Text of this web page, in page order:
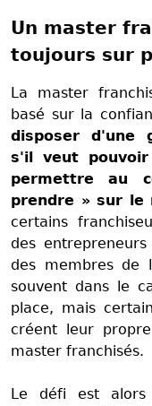
Un master
toujours sur
La master
basé sur la
disposer d'une
s'il veut
permettre au
prendre » sur le
certains
des
des membres de
souvent dans le
place, mais
créent leur
master franchisés.
Le défi est